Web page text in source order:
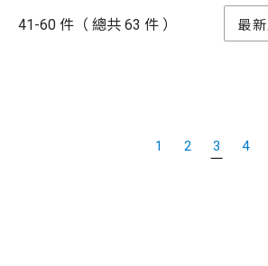
41-60 件（ 總共 63 件 ）
1 2 3 4